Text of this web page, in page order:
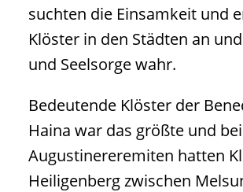
suchten die Einsamkeit und
Klöster in den Städten an
und Seelsorge wahr.
Bedeutende Klöster der
Haina war das größte und
Augustinereremiten hatten
Heiligenberg zwischen